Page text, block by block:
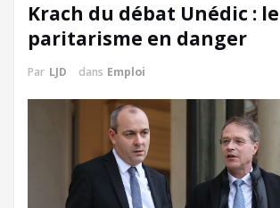
Krach du débat Unédic : le
paritarisme en danger
Par LJD dans Emploi